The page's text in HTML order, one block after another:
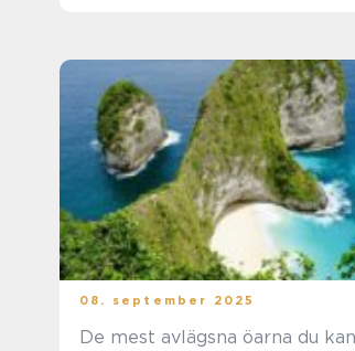
08. september 2025
De mest avlägsna öarna du kan